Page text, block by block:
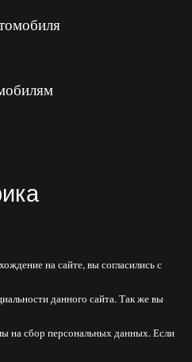
на сайте, вы согласились с
данного сайта. Так же вы
на сбор персональных данных. Если